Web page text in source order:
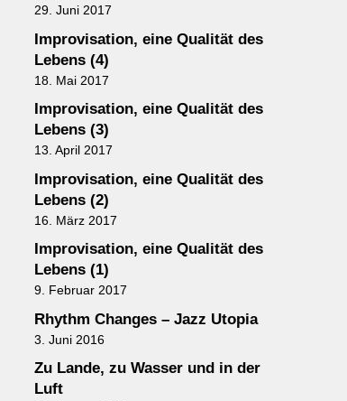
29. Juni 2017
Improvisation, eine Qualität des
Lebens (4)
18. Mai 2017
Improvisation, eine Qualität des
Lebens (3)
13. April 2017
Improvisation, eine Qualität des
Lebens (2)
16. März 2017
Improvisation, eine Qualität des
Lebens (1)
9. Februar 2017
Rhythm Changes – Jazz Utopia
3. Juni 2016
Zu Lande, zu Wasser und in der
Luft